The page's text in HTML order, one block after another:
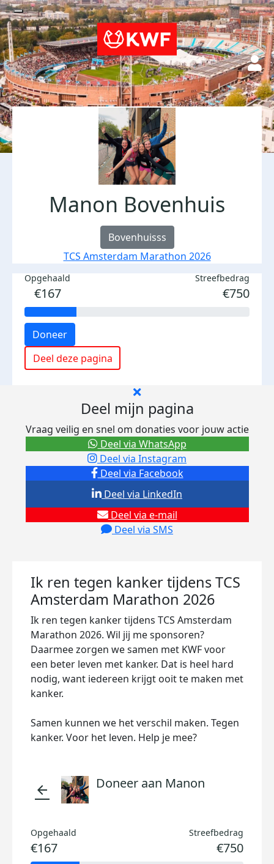
Manon Bovenhuis
Bovenhuisss
TCS Amsterdam Marathon 2026
Opgehaald
€167
Streefbedrag
€750
Doneer
Deel deze pagina
Deel mijn pagina
Vraag veilig en snel om donaties voor jouw actie
Deel via Facebook
Deel via Instagram
Deel via e-mail
Deel via SMS
Deel via LinkedIn
Deel via WhatsApp
Ik ren tegen kanker tijdens TCS
Amsterdam Marathon 2026
Ik ren tegen kanker tijdens TCS Amsterdam
Marathon 2026. Wil jij me sponsoren?
Daarmee zorgen we samen met KWF voor
een beter leven met kanker. Dat is heel hard
nodig, want iedereen krijgt ooit te maken met
kanker.
Samen kunnen we het verschil maken. Tegen
kanker. Voor het leven. Help je mee?
arrow_back Doneer aan Manon
Opgehaald
€167
Streefbedrag
€750